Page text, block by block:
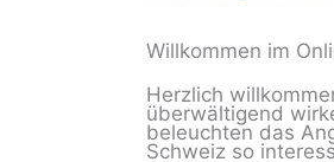
Willkommen im
Herzlich
überwältigend
beleuchten das
Schweiz so